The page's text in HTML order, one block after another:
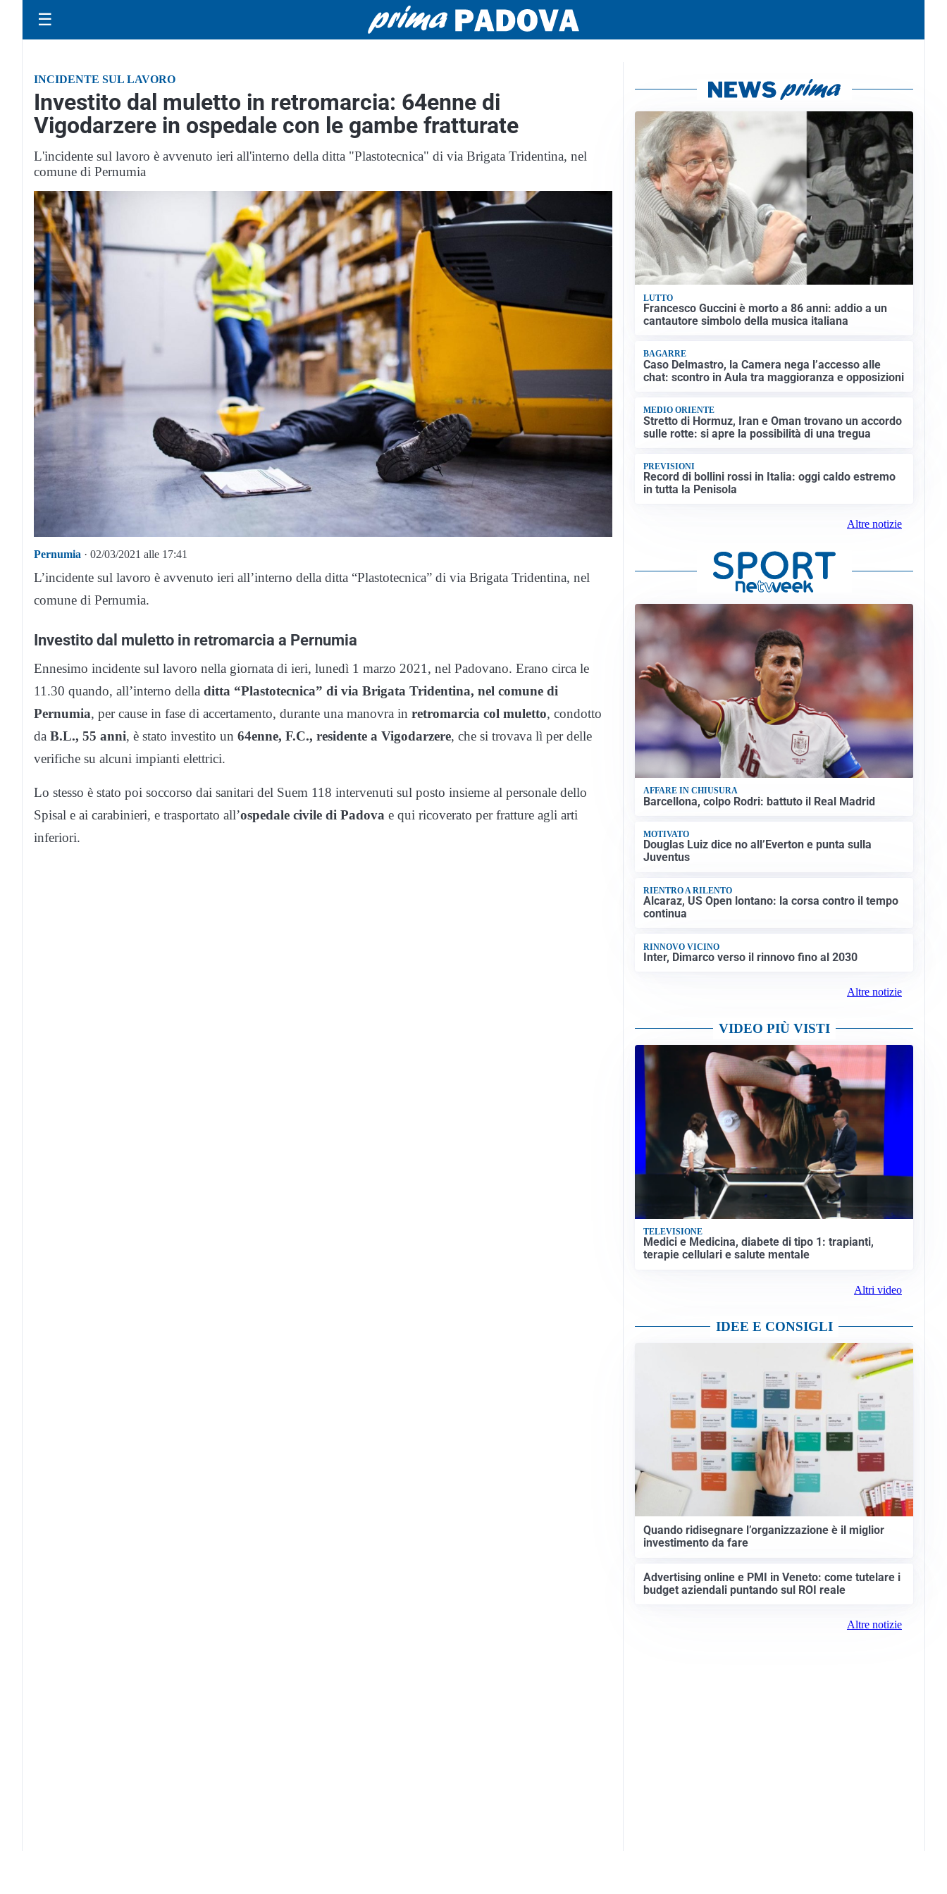
☰
INCIDENTE SUL LAVORO
Investito dal muletto in retromarcia: 64enne di
Vigodarzere in ospedale con le gambe fratturate
L'incidente sul lavoro è avvenuto ieri all'interno della ditta "Plastotecnica" di via Brigata Tridentina, nel
comune di Pernumia
Pernumia · 02/03/2021 alle 17:41
L’incidente sul lavoro è avvenuto ieri all’interno della ditta “Plastotecnica” di via Brigata Tridentina, nel
comune di Pernumia.
Investito dal muletto in retromarcia a Pernumia
Ennesimo incidente sul lavoro nella giornata di ieri, lunedì 1 marzo 2021, nel Padovano. Erano circa le
11.30 quando, all’interno della ditta “Plastotecnica” di via Brigata Tridentina, nel comune di
Pernumia, per cause in fase di accertamento, durante una manovra in retromarcia col muletto, condotto
da B.L., 55 anni, è stato investito un 64enne, F.C., residente a Vigodarzere, che si trovava lì per delle
verifiche su alcuni impianti elettrici.
Lo stesso è stato poi soccorso dai sanitari del Suem 118 intervenuti sul posto insieme al personale dello
Spisal e ai carabinieri, e trasportato all’ospedale civile di Padova e qui ricoverato per fratture agli arti
inferiori.
LUTTO
Francesco Guccini è morto a 86 anni: addio a un
cantautore simbolo della musica italiana
BAGARRE
Caso Delmastro, la Camera nega l’accesso alle
chat: scontro in Aula tra maggioranza e opposizioni
MEDIO ORIENTE
Stretto di Hormuz, Iran e Oman trovano un accordo
sulle rotte: si apre la possibilità di una tregua
PREVISIONI
Record di bollini rossi in Italia: oggi caldo estremo
in tutta la Penisola
Altre notizie
AFFARE IN CHIUSURA
Barcellona, colpo Rodri: battuto il Real Madrid
MOTIVATO
Douglas Luiz dice no all’Everton e punta sulla
Juventus
RIENTRO A RILENTO
Alcaraz, US Open lontano: la corsa contro il tempo
continua
RINNOVO VICINO
Inter, Dimarco verso il rinnovo fino al 2030
Altre notizie
VIDEO PIÙ VISTI
TELEVISIONE
Medici e Medicina, diabete di tipo 1: trapianti,
terapie cellulari e salute mentale
Altri video
IDEE E CONSIGLI
Quando ridisegnare l’organizzazione è il miglior
investimento da fare
Advertising online e PMI in Veneto: come tutelare i
budget aziendali puntando sul ROI reale
Altre notizie